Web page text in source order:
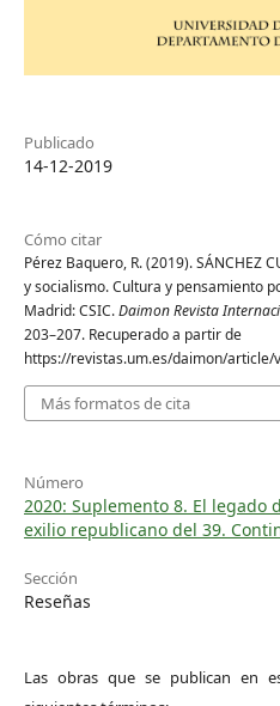
Publicado
14-12-2019
Cómo citar
Pérez Baquero, R. (2019). SÁNCHEZ
y socialismo. Cultura y pensamiento
Madrid: CSIC.Daimon Revista
203–207. Recuperado a partir de
https://revistas.um.es/daimon/article/
Más formatos de cita
Número
2020: Suplemento 8. El legado
exilio republicano del 39.
Sección
Reseñas
Las obras que se publican en